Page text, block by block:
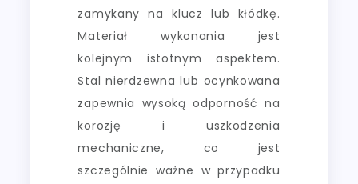
zamykany na klucz lub kłódkę.
Materiał wykonania jest
kolejnym istotnym aspektem.
Stal nierdzewna lub ocynkowana
zapewnia wysoką odporność na
korozję i uszkodzenia
mechaniczne, co jest
szczególnie ważne w przypadku